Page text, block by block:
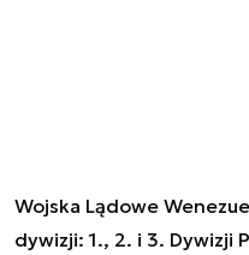
Wojska Lądowe
dywizji: 1., 2. i 3. Dywizji